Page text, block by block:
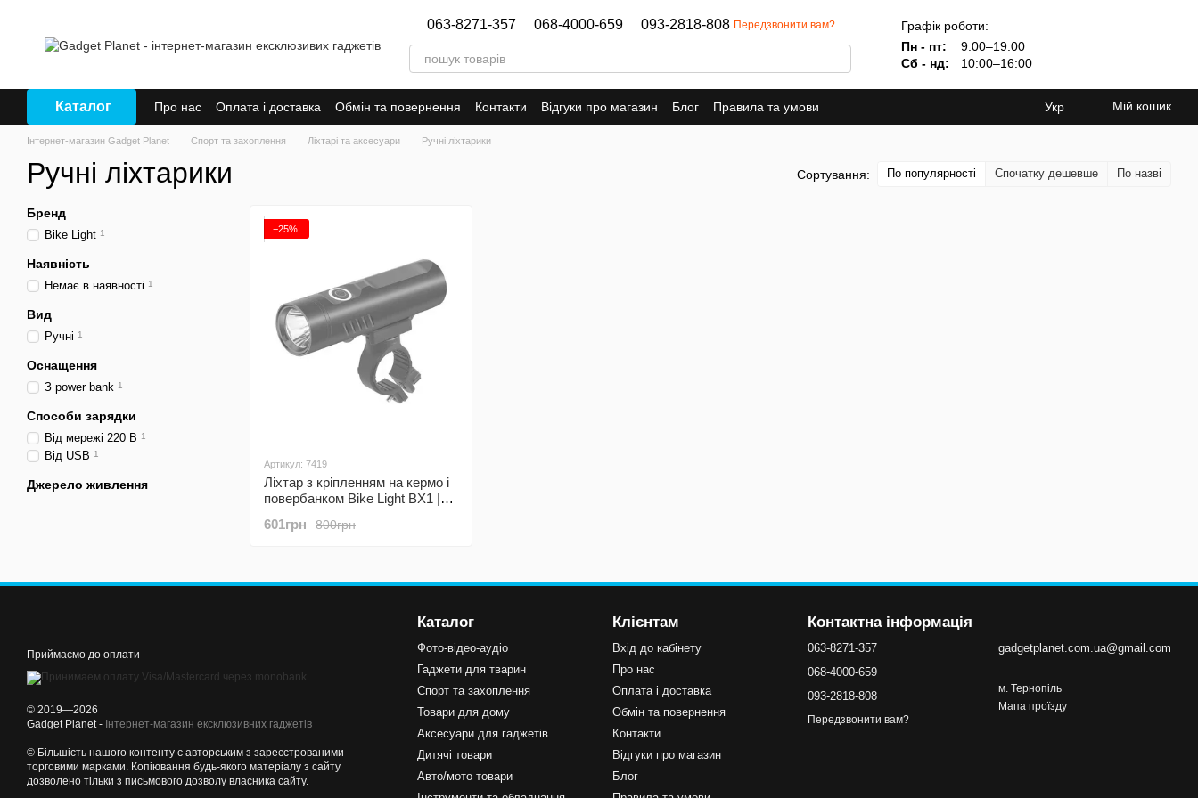
063-8271-357 068-4000-659 093-2818-808 Передзвонити вам?
Графік роботи:
Пн - пт:
9:00–19:00
Сб - нд:
10:00–16:00
Каталог Про нас Оплата і доставка Обмін та повернення Контакти Відгуки про магазин Блог Правила та умови Укр Мій кошик
Інтернет-магазин Gadget Planet Спорт та захоплення Ліхтарі та аксесуари Ручні ліхтарики
Ручні ліхтарики Сортування: По популярності Спочатку дешевше По назві
−25%
Артикул: 7419
Ліхтар з кріпленням на кермо і
повербанком Bike Light BX1 |
800грн
601грн
Бренд
Bike Light 1
Наявність
Немає в наявності 1
Вид
Ручні 1
Оснащення
З power bank 1
Способи зарядки
Від мережі 220 В 1
Від USB 1
Джерело живлення
Приймаємо до оплати
© 2019—2026
Gadget Planet - Інтернет-магазин ексклюзивних гаджетів
© Більшість нашого контенту є авторським з зареєстрованими
торговими марками. Копіювання будь-якого матеріалу з сайту
дозволено тільки з письмового дозволу власника сайту.
Каталог
Фото-відео-аудіо
Гаджети для тварин
Спорт та захоплення
Товари для дому
Аксесуари для гаджетів
Дитячі товари
Авто/мото товари
Клієнтам
Вхід до кабінету
Про нас
Оплата і доставка
Обмін та повернення
Контакти
Відгуки про магазин
Блог
Контактна інформація
063-8271-357
068-4000-659
093-2818-808
Передзвонити вам?
gadgetplanet.com.ua@gmail.com
м. Тернопіль
Мапа проїзду